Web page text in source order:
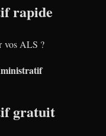
rapide
vos ALS ?
gratuit